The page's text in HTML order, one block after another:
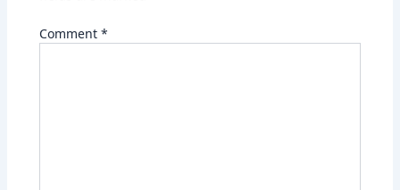
Comment*